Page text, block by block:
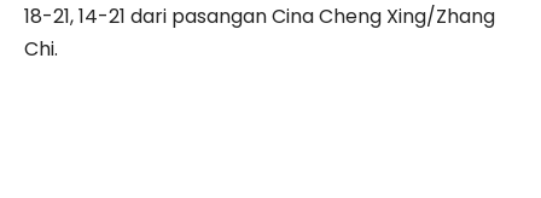
18-21, 14-21 dari pasangan Cina Cheng Xing/Zhang
Chi.